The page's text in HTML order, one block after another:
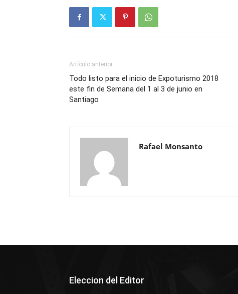
Artículo anterior
Todo listo para el inicio de Expoturismo 2018
este fin de Semana del 1 al 3 de junio en
Santiago
Rafael Monsanto
Eleccion del Editor